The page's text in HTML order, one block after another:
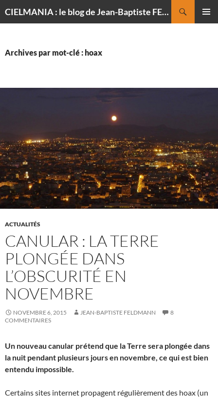
CIELMANIA : le blog de Jean-Baptiste FELDMANN, photographe du ciel
Archives par mot-clé : hoax
ACTUALITÉS
CANULAR : LA TERRE
PLONGÉE DANS
L’OBSCURITÉ EN
NOVEMBRE
NOVEMBRE 6, 2015 JEAN-BAPTISTE FELDMANN
8
COMMENTAIRES
Un nouveau canular prétend que la Terre sera plongée dans
la nuit pendant plusieurs jours en novembre, ce qui est bien
entendu impossible.
Certains sites internet propagent régulièrement des hoax (un